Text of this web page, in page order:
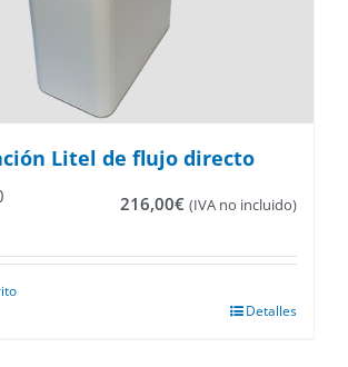
Litel de flujo directo
216,00€ (IVA no incluido)
Detalles